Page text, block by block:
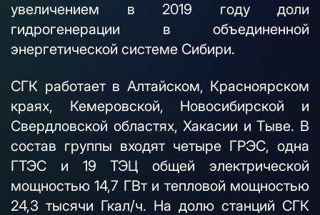
увеличением в 2019 году доли
гидрогенерации в объединенной
энергетической системе Сибири.
СГК работает в Алтайском, Красноярском
краях, Кемеровской, Новосибирской и
Свердловской областях, Хакасии и Тыве. В
состав группы входят четыре ГРЭС, одна
ГТЭС и 19 ТЭЦ общей электрической
мощностью 14,7 ГВт и тепловой мощностью
24,3 тысячи Гкал/ч. На долю станций СГК